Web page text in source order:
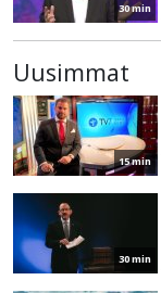
30 min
Uusimmat
15 min
30 min